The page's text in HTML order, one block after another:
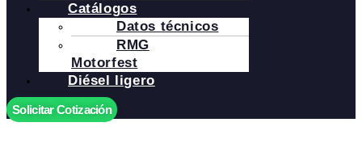
Catálogos
Datos técnicos
RMG
Motorfest
Diésel ligero
Solicitar Cotización